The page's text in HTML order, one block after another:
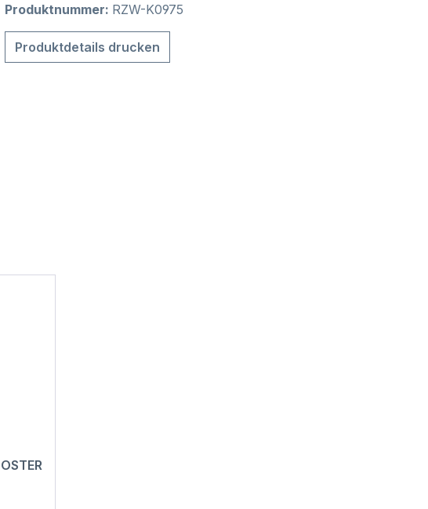
Produktnummer: RZW-K0975
Produktdetails drucken